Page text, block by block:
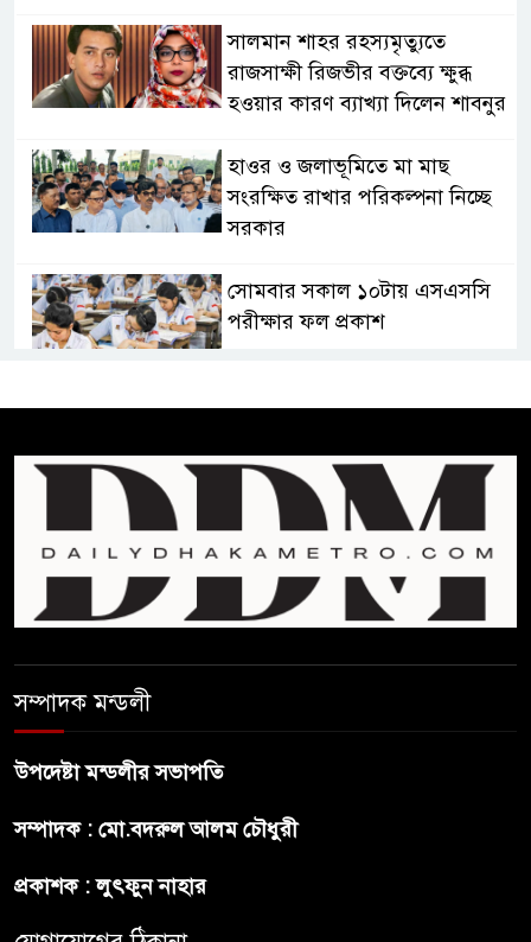
সালমান শাহর রহস্যমৃত্যুতে
রাজসাক্ষী রিজভীর বক্তব্যে ক্ষুব্ধ
হওয়ার কারণ ব্যাখ্যা দিলেন শাবনুর
হাওর ও জলাভূমিতে মা মাছ
সংরক্ষিত রাখার পরিকল্পনা নিচ্ছে
সরকার
সোমবার সকাল ১০টায় এসএসসি
পরীক্ষার ফল প্রকাশ
প্রধানমন্ত্রী
ফিফা সভাপতির বিরুদ্ধে এবার
‘নারী সংক্রান্ত অভিযোগ
ছেলেকে নিয়ে রোনালদোর যে বড়
ট্রাম্পের ৪০ কোটি ডলারের ‘বলরুম
সম্পাদক মন্ডলী
উপদেষ্টা মন্ডলীর সভাপতি
সম্পাদক : মো.বদরুল আলম চৌধুরী
প্রকাশক : লুৎফুন নাহার